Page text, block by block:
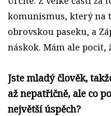
komunismus, který na
obrovskou paseku, a
náskok. Mám ale pocit,
Jste mladý člověk,
až nepatřičně, ale co
největší úspěch?